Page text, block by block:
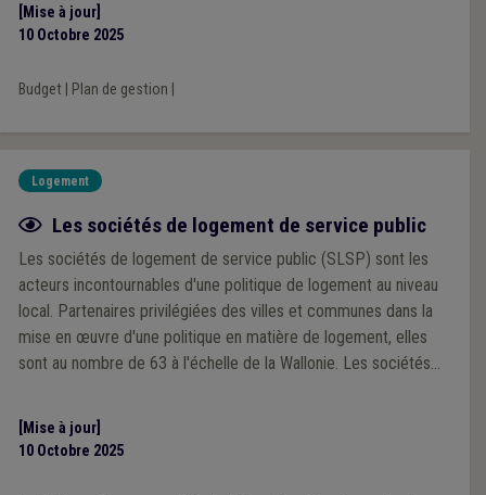
[Mise à jour]
10 Octobre 2025
Budget| Plan de gestion
Logement
Fiche focus
Les sociétés de logement de service public
Les sociétés de logement de service public (SLSP) sont les
acteurs incontournables d'une politique de logement au niveau
local. Partenaires privilégiées des villes et communes dans la
mise en œuvre d'une politique en matière de logement, elles
sont au nombre de 63 à l'échelle de la Wallonie. Les sociétés
mise en vente et en location de logements sur le territoire de la
Wallonie. Elles gèrent plus de 100.000 logements locatifs, soit
[Mise à jour]
10 Octobre 2025